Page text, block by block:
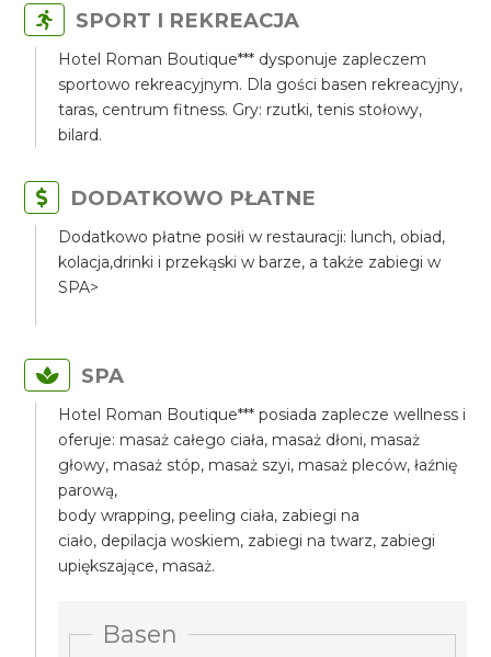
SPORT I REKREACJA
Hotel Roman Boutique*** dysponuje zapleczem
sportowo rekreacyjnym. Dla gości basen rekreacyjny,
taras, centrum fitness. Gry: rzutki, tenis stołowy,
bilard.
DODATKOWO PŁATNE
Dodatkowo płatne posiłi w restauracji: lunch, obiad,
kolacja,drinki i przekąski w barze, a także zabiegi w
SPA>
SPA
Hotel Roman Boutique*** posiada zaplecze wellness i
oferuje: masaż całego ciała, masaż dłoni, masaż
głowy, masaż stóp, masaż szyi, masaż pleców, łaźnię
parową,
body wrapping, peeling ciała, zabiegi na
ciało, depilacja woskiem, zabiegi na twarz, zabiegi
upiększające, masaż.
Basen